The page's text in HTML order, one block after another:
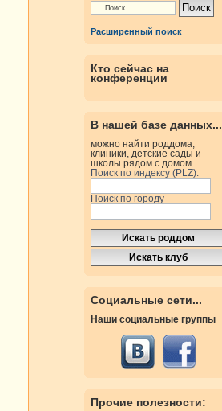
Расширенный поиск
Кто сейчас на
конференции
В нашей базе данных...
можно найти роддома,
клиники, детские сады и
школы рядом с домом
Поиск по индексу (PLZ):
Поиск по городу
Социальные сети...
Наши социальные группы
Прочие полезности: